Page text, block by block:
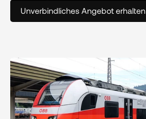
Unverbindliches Angebot erhalten